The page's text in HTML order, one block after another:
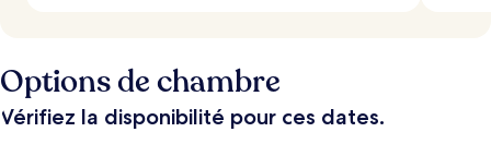
Options de chambre
Vérifiez la disponibilité pour ces dates.